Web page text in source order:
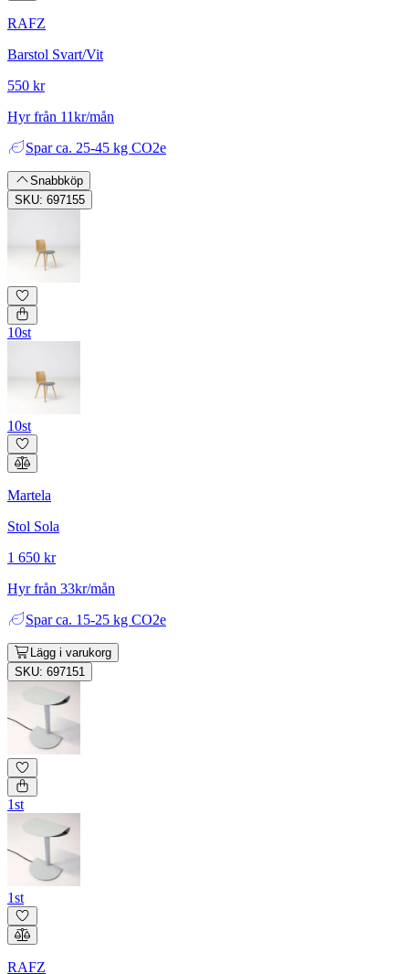
RAFZ
Barstol Svart/Vit
550 kr
Hyr från 11kr/mån
Spar ca. 25-45 kg CO2e
Snabbköp
SKU: 697155
10st
10st
Martela
Stol Sola
1 650 kr
Hyr från 33kr/mån
Spar ca. 15-25 kg CO2e
Lägg i varukorg
SKU: 697151
1st
1st
RAFZ